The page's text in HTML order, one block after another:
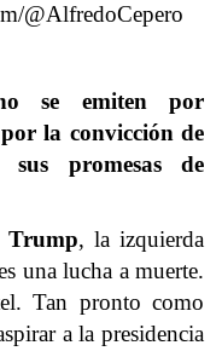
@AlfredoCepero
se emiten por
la convicción de
promesas de
Trump, la izquierda
una lucha a muerte.
Tan pronto como
a la presidencia